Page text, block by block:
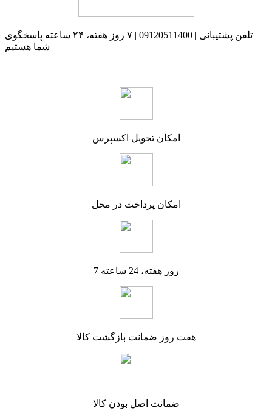
تلفن پشتیبانی | 09120511400 | ۷ روز هفته، ۲۴ ساعته پاسخگوی
شما هستیم
امکان تحویل اکسپرس
امکان پرداخت در محل
7 روز هفته، 24 ساعته
هفت روز ضمانت بازگشت کالا
ضمانت اصل بودن کالا